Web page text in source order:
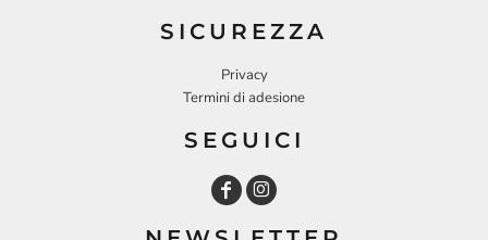
SICUREZZA
Privacy
Termini di adesione
SEGUICI